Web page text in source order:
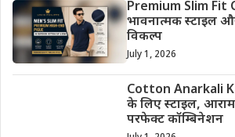
Premium Slim Fit
भावनात्मक स्टाइल
विकल्प
July 1, 2026
Cotton Anarkali
के लिए स्टाइल,
परफेक्ट कॉम्बिनेशन